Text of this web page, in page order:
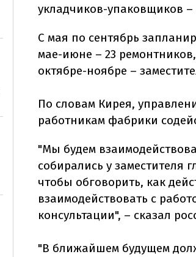
укладчиков-упаковщиков –
С мая по сентябрь
мае-июне – 23
октябре-ноябре –
По словам Кирея,
работникам фабрики
"Мы будем
собирались у заместителя
чтобы обговорить, как
взаимодействовать с
консультации", – сказал
"В ближайшем будущем